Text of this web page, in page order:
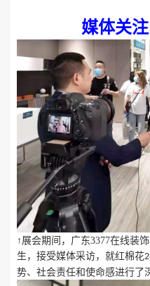
媒体关
↑展会期间，广东3377在线装
生，接受媒体采访，就红棉花
势、社会责任和使命感进行了